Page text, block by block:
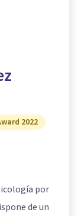
2022
por
de un